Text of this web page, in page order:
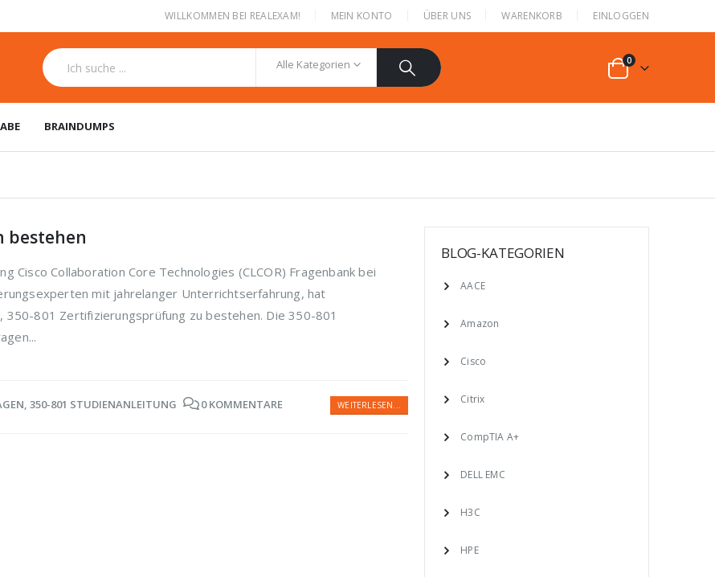
WILLKOMMEN BEI REALEXAM! MEIN KONTO ÜBER UNS WARENKORB EINLOGGEN
Alle Kategorien 0
BRAINDUMPS
bestehen
Cisco Collaboration Core Technologies (CLCOR) Fragenbank bei
mit jahrelanger Unterrichtserfahrung, hat
350-801 Zertifizierungsprüfung zu bestehen. Die 350-801
, 350-801 STUDIENANLEITUNG 0 KOMMENTARE WEITERLESEN...
BLOG-KATEGORIEN
AACE
Amazon
Cisco
Citrix
CompTIA A+
DELL EMC
H3C
HPE